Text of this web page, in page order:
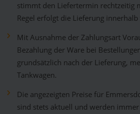
stimmt den Liefertermin rechtzeitig
Regel erfolgt die Lieferung innerhalb
Mit Ausnahme der Zahlungsart
Bezahlung der Ware bei
grundsätzlich nach der Lieferung,
Tankwagen.
Die angezeigten Preise für
sind stets aktuell und werden